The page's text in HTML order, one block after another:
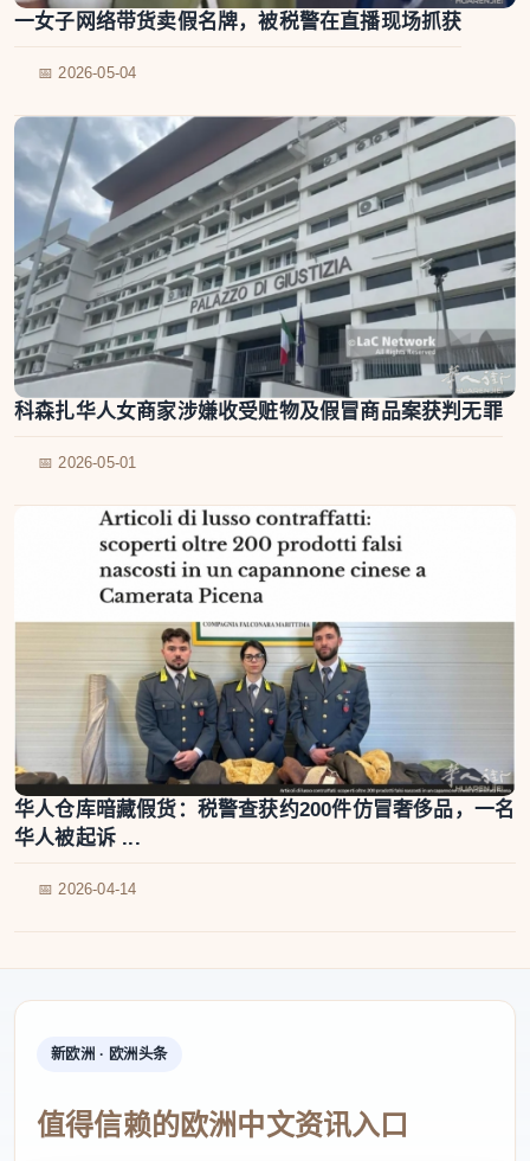
一女子网络带货卖假名牌，被税警在直播现场抓获
📅 2026-05-04
科森扎华人女商家涉嫌收受赃物及假冒商品案获判无罪
📅 2026-05-01
华人仓库暗藏假货：税警查获约200件仿冒奢侈品，一名
华人被起诉 ...
📅 2026-04-14
新欧洲 · 欧洲头条
值得信赖的欧洲中文资讯入口